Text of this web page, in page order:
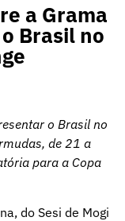
a Grama
Brasil no
o Brasil no
de 21 a
para a Copa
do Sesi de Mogi